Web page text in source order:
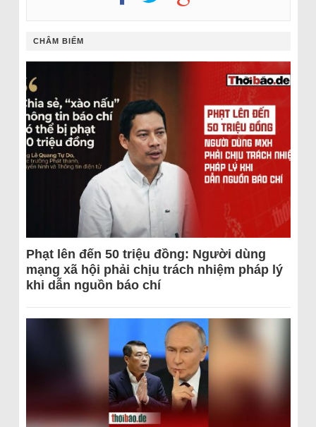
CHÂM BIẾM
Phạt lên đến 50 triệu đồng: Người dùng
mạng xã hội phải chịu trách nhiệm pháp lý
khi dẫn nguồn báo chí